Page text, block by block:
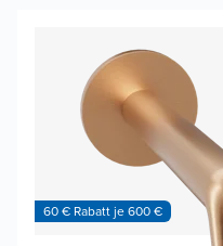
60 € Rabatt je 600 €